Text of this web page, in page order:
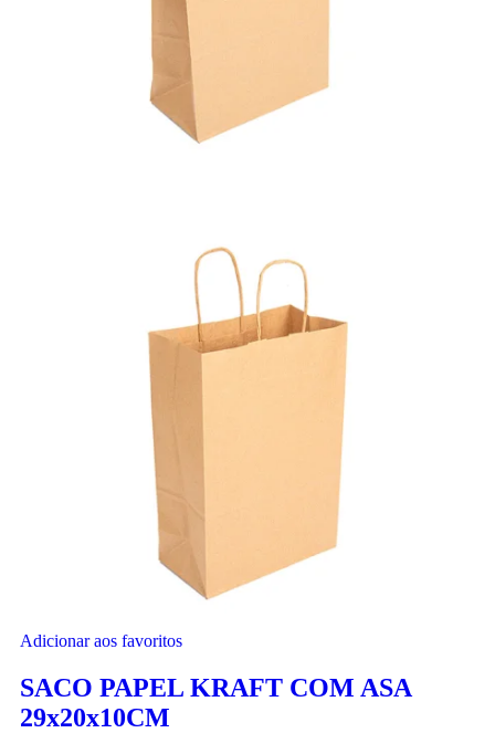
Adicionar aos favoritos
SACO PAPEL KRAFT COM ASA
29x20x10CM